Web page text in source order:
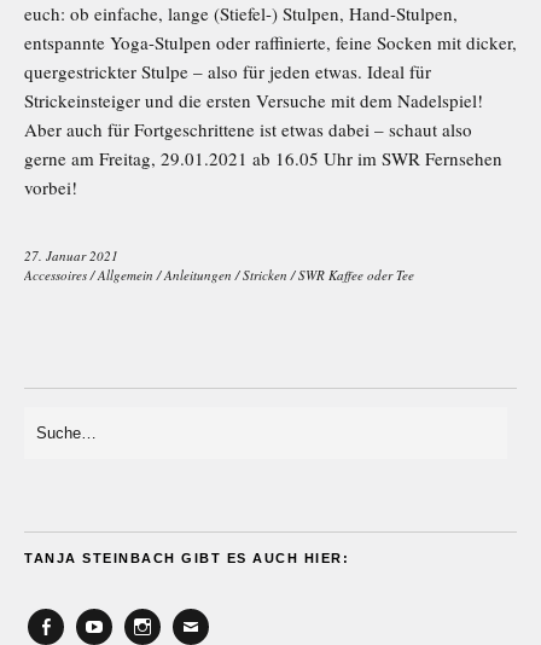
euch: ob einfache, lange (Stiefel-) Stulpen, Hand-Stulpen,
entspannte Yoga-Stulpen oder raffinierte, feine Socken mit dicker,
quergestrickter Stulpe – also für jeden etwas. Ideal für
Strickeinsteiger und die ersten Versuche mit dem Nadelspiel!
Aber auch für Fortgeschrittene ist etwas dabei – schaut also
gerne am Freitag, 29.01.2021 ab 16.05 Uhr im SWR Fernsehen
vorbei!
27. Januar 2021
Accessoires/Allgemein /Anleitungen /Stricken /SWR Kaffee oder Tee
TANJA STEINBACH GIBT ES AUCH HIER: